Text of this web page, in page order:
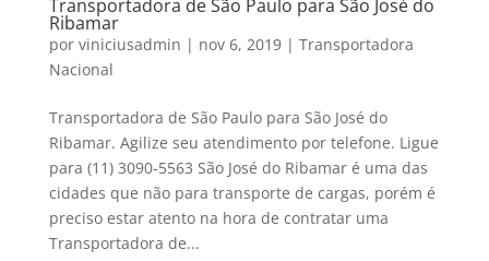
Transportadora de São Paulo para São José do
Ribamar
por viniciusadmin | nov 6, 2019| Transportadora
Nacional
Transportadora de São Paulo para São José do
Ribamar. Agilize seu atendimento por telefone. Ligue
para (11) 3090-5563 São José do Ribamar é uma das
cidades que não para transporte de cargas, porém é
preciso estar atento na hora de contratar uma
Transportadora de...